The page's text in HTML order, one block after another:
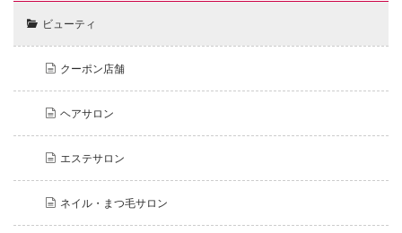
ビューティ
クーポン店舗
ヘアサロン
エステサロン
ネイル・まつ毛サロン